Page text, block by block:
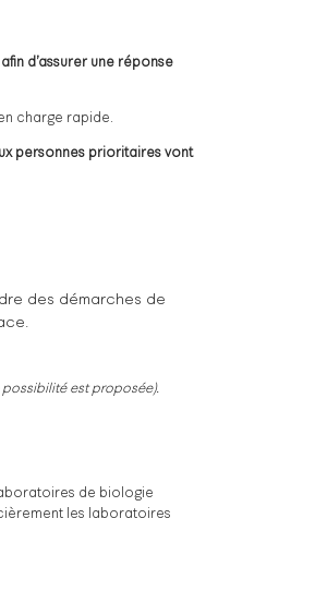
d’assurer une réponse
charge rapide.
personnes prioritaires vont
des démarches de
est proposée).
de biologie
les laboratoires